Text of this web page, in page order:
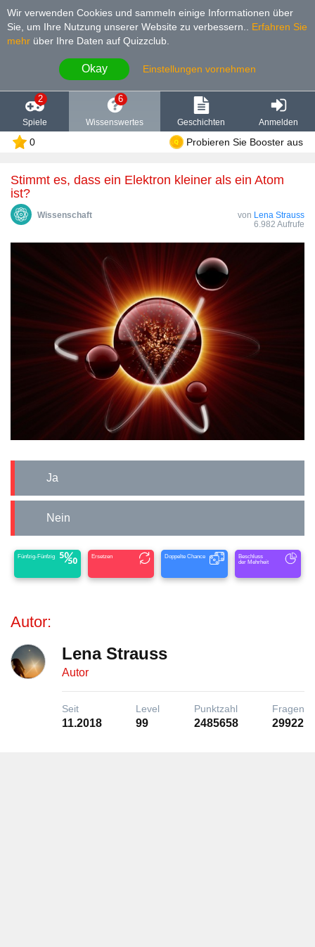
Wir verwenden Cookies und sammeln einige Informationen über
Sie, um Ihre Nutzung unserer Website zu verbessern.
Erfahren Sie
mehr über Ihre Daten auf Quizzclub.
Okay Einstellungen vornehmen
2
Spiele
6
Wissenswertes Geschichten Anmelden
0 Probieren Sie Booster aus
Stimmt es, dass ein Elektron kleiner als ein Atom
ist?
Wissenschaft von Lena Strauss
6.982 Aufrufe
Ja
Nein
Fünfzig-Fünfzig Ersetzen Doppelte Chance
Beschluss
der Mehrheit
Autor:
Lena Strauss
Autor
Seit
11.2018
Level
99
Punktzahl
2485658
Fragen
29922